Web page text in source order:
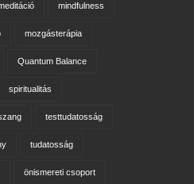
mindfulness
mozgásterápia
Quantum Balance
spiritualitás
testtudatosság
tudatosság
önismereti csoport